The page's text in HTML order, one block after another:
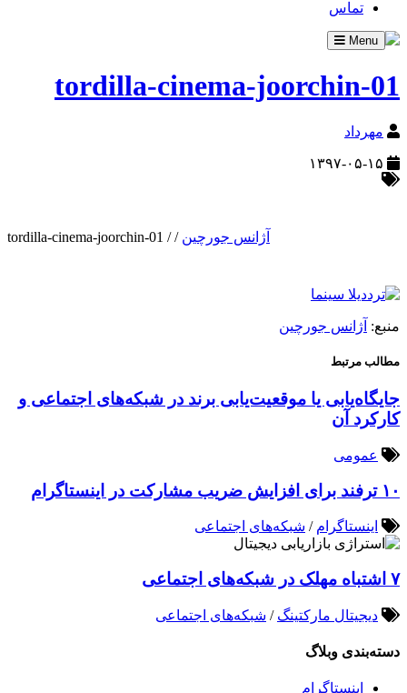
تماس
Toggle
navigation
Menu
tordilla-cinema-joorchin-01
مهرداد
آژانس جورچین /
/
tordilla-cinema-joorchin-01
منبع: آژانس جورچین
مطالب مرتبط
جایگاه‌یابی یا موقعیت‌یابی برند در شبکه‌های اجتماعی و
کارکرد آن
عمومی
۱۰ ترفند برای افزایش ضریب مشارکت در اینستاگرام
اینستاگرام / شبکه‌های اجتماعی
۷ اشتباه مهلک در شبکه‌های اجتماعی
دیجیتال مارکتینگ / شبکه‌های اجتماعی
دسته‌بندی وبلاگ
اینستاگرام